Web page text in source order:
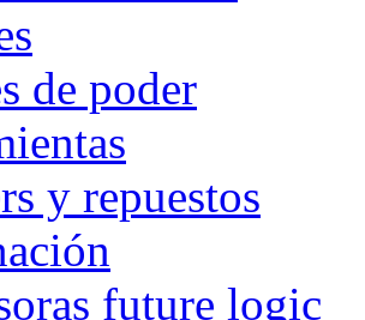
de poder
y repuestos
future logic